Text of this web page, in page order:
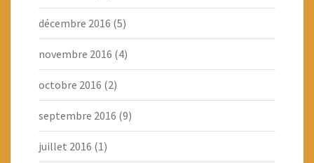
décembre 2016 (5)
novembre 2016 (4)
octobre 2016 (2)
septembre 2016 (9)
juillet 2016 (1)